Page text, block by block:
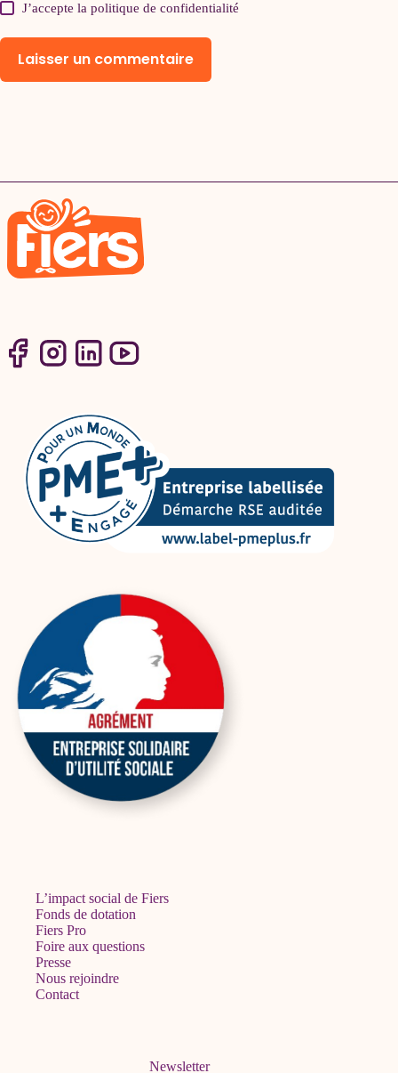
J’accepte lapolitique de confidentialité
Laisser un commentaire
L’impact social de Fiers
Fonds de dotation
Fiers Pro
Foire aux questions
Presse
Nous rejoindre
Contact
Newsletter